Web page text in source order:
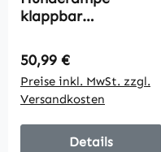
klappbar
rutschfest
Einstiegshilfe für
Kofferraum, für
Tiere bis 90 kg
155x38,5x15,5 cm
Schwarz
Regulärer Preis:
50,99 €
Preise inkl. MwSt. zzgl.
Versandkosten
Details